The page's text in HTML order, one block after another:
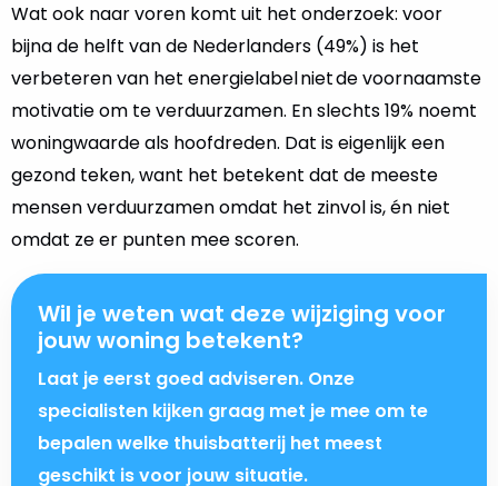
Wat ook naar voren komt uit het onderzoek: voor
bijna de helft van de Nederlanders (49%) is het
verbeteren van het energielabel niet de voornaamste
motivatie om te verduurzamen. En slechts 19% noemt
woningwaarde als hoofdreden. Dat is eigenlijk een
gezond teken, want het betekent dat de meeste
mensen verduurzamen omdat het zinvol is, én niet
omdat ze er punten mee scoren.
Wil je weten wat deze wijziging voor
jouw woning betekent?
Laat je eerst goed adviseren. Onze
specialisten kijken graag met je mee om te
bepalen welke thuisbatterij het meest
geschikt is voor jouw situatie.